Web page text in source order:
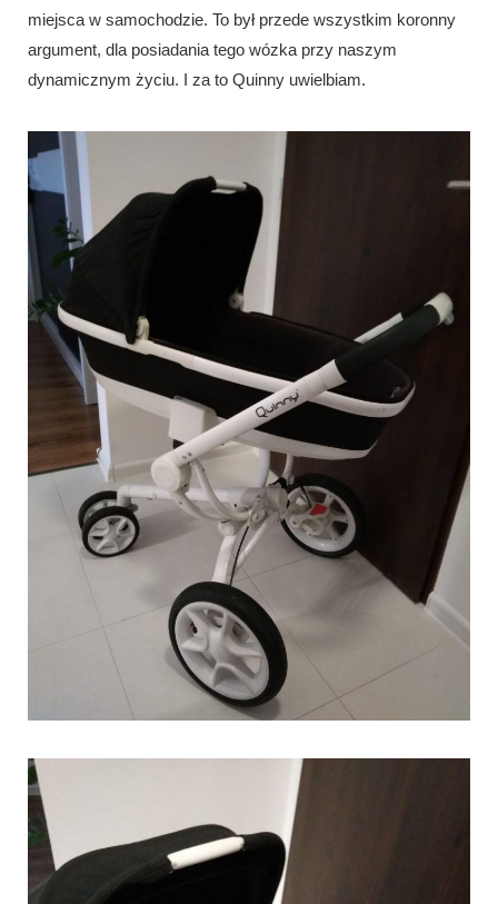
miejsca w samochodzie. To był przede wszystkim koronny
argument, dla posiadania tego wózka przy naszym
dynamicznym życiu. I za to Quinny uwielbiam.